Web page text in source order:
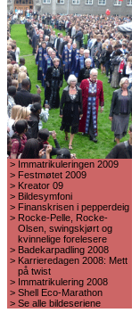
> Immatrikuleringen 2009
> Festmøtet 2009
> Kreator 09
> Bildesymfoni
> Finanskrisen i pepperdeig
> Rocke-Pelle, Rocke-
Olsen, swingskjørt og
kvinnelige forelesere
> Badekarpadling 2008
> Karrieredagen 2008: Mett
på twist
> Immatrikulering 2008
> Shell Eco-Marathon
> Se alle bildeseriene